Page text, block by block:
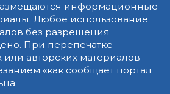
информационные
Любое использование
без разрешения
При перепечатке
авторских материалов
«как сообщает портал